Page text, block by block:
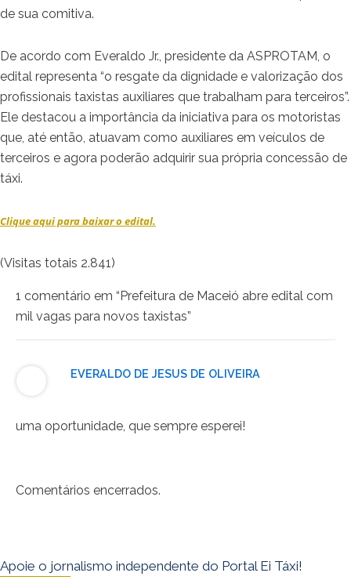
de sua comitiva.
De acordo com Everaldo Jr., presidente da ASPROTAM, o
edital representa “o resgate da dignidade e valorização dos
profissionais taxistas auxiliares que trabalham para terceiros”.
Ele destacou a importância da iniciativa para os motoristas
que, até então, atuavam como auxiliares em veículos de
terceiros e agora poderão adquirir sua própria concessão de
táxi.
Clique aqui para baixar o edital.
(Visitas totais 2.841)
1 comentário em “Prefeitura de Maceió abre edital com
mil vagas para novos taxistas”
EVERALDO DE JESUS DE OLIVEIRA
uma oportunidade, que sempre esperei!
Comentários encerrados.
Apoie o jornalismo independente do Portal Ei Táxi!